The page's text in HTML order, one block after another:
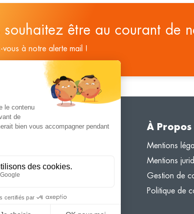
souhaitez être au courant de
vous à notre alerte mail !
– 01000 BOURG EN BRESSE
50
À Propos
Mentions
Mentions
Gestion de
Politique de